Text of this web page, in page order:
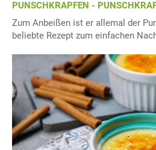
PUNSCHKRAPFEN -
Zum Anbeißen ist er allemal der
beliebte Rezept zum einfachen